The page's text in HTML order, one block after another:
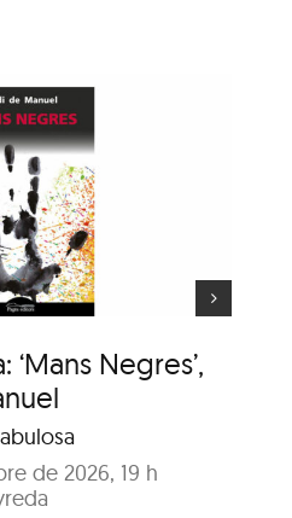
Negres’,
de 2026, 19 h